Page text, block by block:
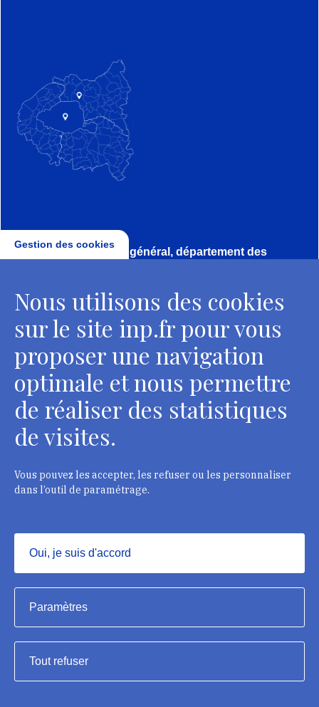
Direction, secrétariat général, département des
2 rue Vivienne - 75002 Paris
Tél. : + 33 1 44 41 16 41
Contacts
Département des restaurateurs
124 rue Henri Barbusse - 93300 Aubervilliers
Contacts
Institut national du patrimoine, 2023
Mentions légales
Gestion des cookies
Nous utilisons des cookies
sur le site inp.fr pour vous
proposer une navigation
optimale et nous permettre
de réaliser des statistiques
de visites.
Vous pouvez les accepter, les refuser ou les personnaliser
dans l’outil de paramétrage.
Oui, je suis d'accord
Masquer
Paramètres
Tout refuser